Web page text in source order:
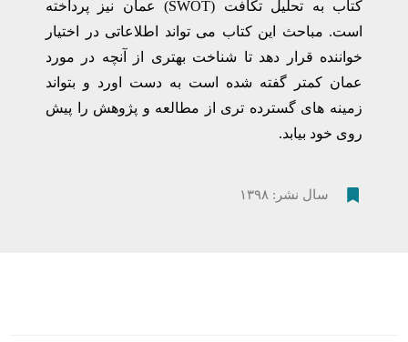
کتاب به تحلیل تکافت (SWOT) عمان نیز پرداخته
است. مباحث این کتاب می تواند اطلاعاتی در اختیار
خواننده قرار دهد تا شناخت بهتری از آنچه در مورد
عمان کمتر گفته شده است به دست اورد و بتواند
زمینه های گسترده تری از مطالعه و پژوهش را پیش
روی خود بیابد.
سال نشر:‌ ۱۳۹۸